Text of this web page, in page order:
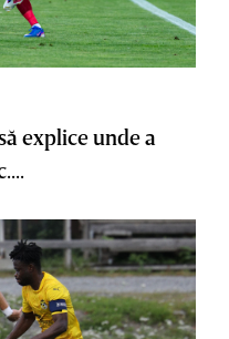
explice unde a